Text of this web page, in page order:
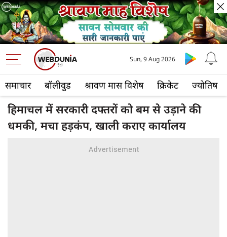
समाचार बॉलीवुड श्रावण मास विशेष क्रिकेट ज्योतिष
Sun, 9 Aug 2026
हिमाचल में सरकारी दफ्तरों को बम से उड़ाने की
धमकी, मचा हड़कंप, खाली कराए कार्यालय